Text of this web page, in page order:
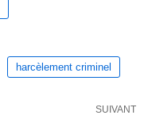
harcèlement criminel
SUIVANT